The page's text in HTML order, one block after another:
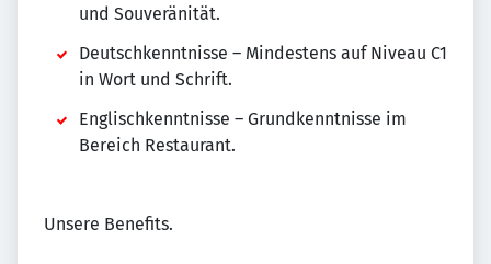
und Souveränität.
Deutschkenntnisse – Mindestens auf Niveau C1
in Wort und Schrift.
Englischkenntnisse – Grundkenntnisse im
Bereich Restaurant.
Unsere Benefits.